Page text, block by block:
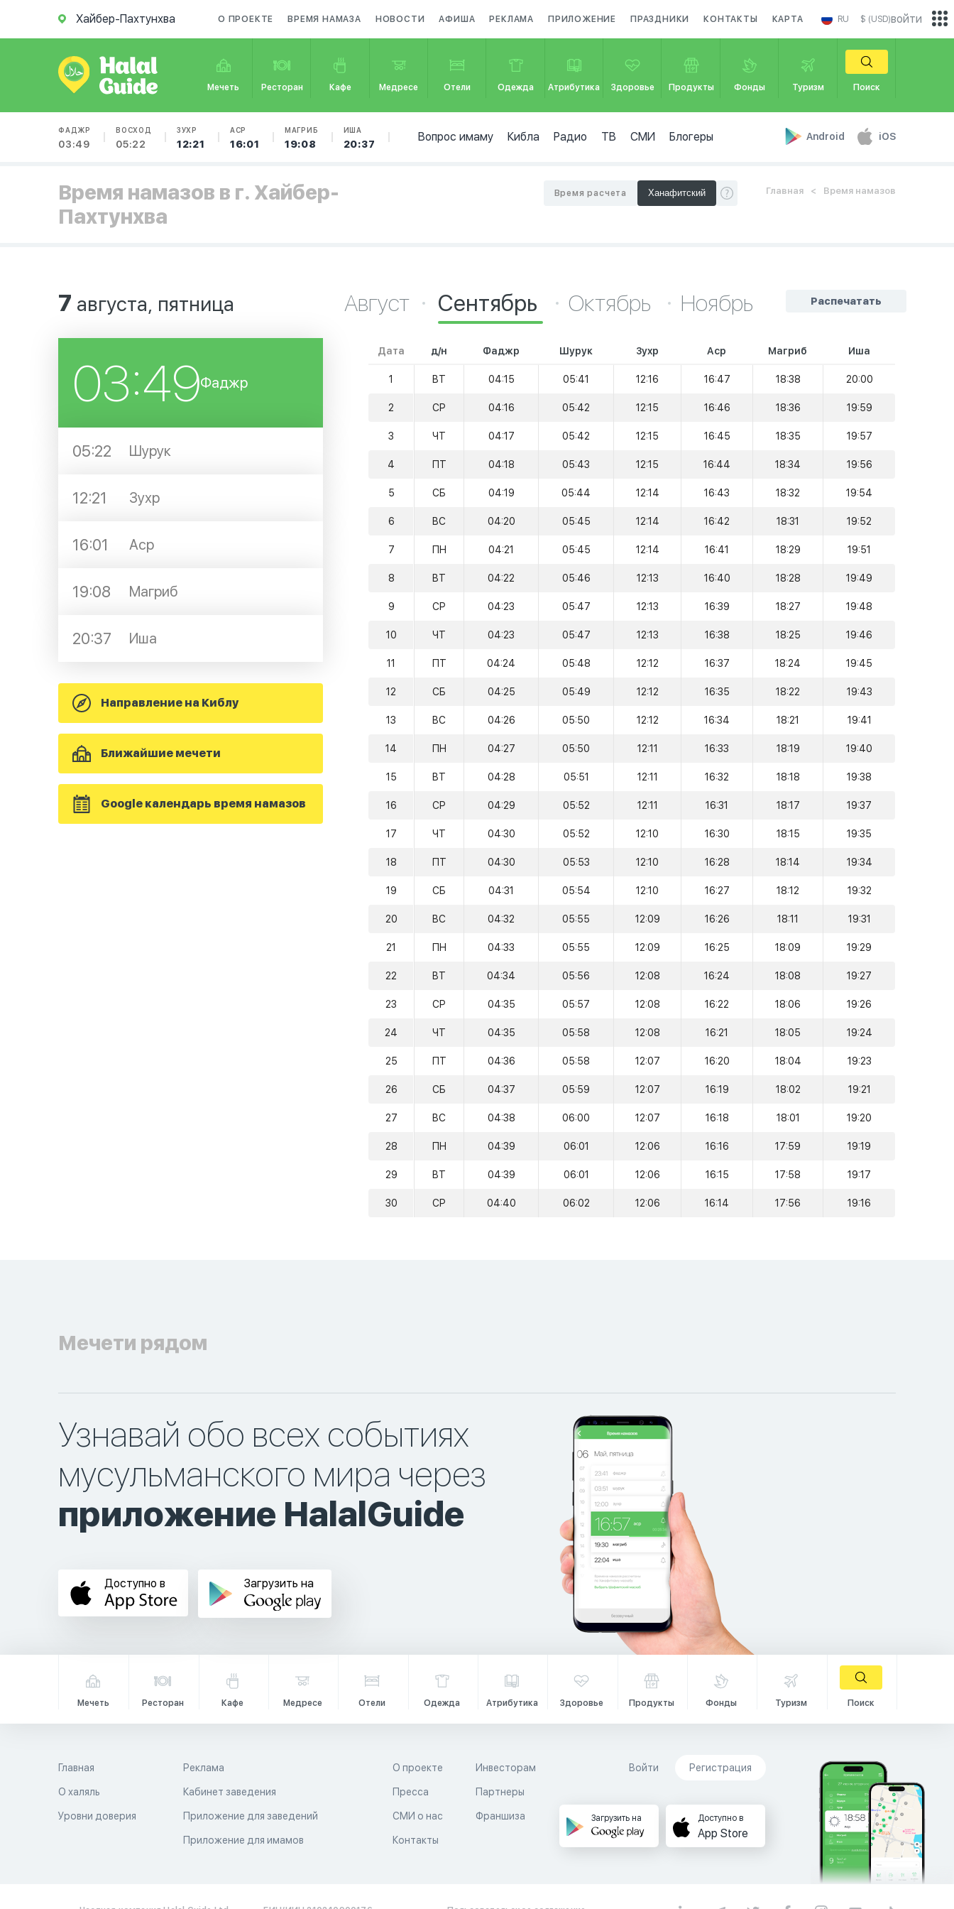
Хайбер-Пахтунхва О ПРОЕКТЕ ВРЕМЯ НАМАЗА НОВОСТИ АФИША РЕКЛАМА ПРИЛОЖЕНИЕ ПРАЗДНИКИ КОНТАКТЫ КАРТА RU $ (USD)
Мечеть Ресторан Кафе Медресе Отели Одежда Атрибутика Здоровье Продукты Фонды Туризм Поиск
ФАДЖР
03:49
ВОСХОД
05:22
ЗУХР
12:21
АСР
16:01
МАГРИБ
19:08
ИША
20:37
Вопрос имаму Кибла Радио ТВ СМИ Блогеры Android iOS
войти
Время намазов в г. Хайбер-
Пахтунхва
Главная Время намазов
Время расчета
7 августа, пятница
03:49Фаджр
05:22 Шурук
12:21 Зухр
16:01 Аср
19:08 Магриб
20:37 Иша
Направление на Киблу
Ближайшие мечети
Google календарь время намазов
Распечатать
Август Сентябрь Октябрь Ноябрь
Дата д/н Фаджр Шурук Зухр Аср Магриб Иша
1 ВТ 04:15 05:41 12:16 16:47 18:38 20:00
2 СР 04:16 05:42 12:15 16:46 18:36 19:59
3 ЧТ 04:17 05:42 12:15 16:45 18:35 19:57
4 ПТ 04:18 05:43 12:15 16:44 18:34 19:56
5 СБ 04:19 05:44 12:14 16:43 18:32 19:54
6 ВС 04:20 05:45 12:14 16:42 18:31 19:52
7 ПН 04:21 05:45 12:14 16:41 18:29 19:51
8 ВТ 04:22 05:46 12:13 16:40 18:28 19:49
9 СР 04:23 05:47 12:13 16:39 18:27 19:48
10 ЧТ 04:23 05:47 12:13 16:38 18:25 19:46
11 ПТ 04:24 05:48 12:12 16:37 18:24 19:45
12 СБ 04:25 05:49 12:12 16:35 18:22 19:43
13 ВС 04:26 05:50 12:12 16:34 18:21 19:41
14 ПН 04:27 05:50 12:11 16:33 18:19 19:40
15 ВТ 04:28 05:51 12:11 16:32 18:18 19:38
16 СР 04:29 05:52 12:11 16:31 18:17 19:37
17 ЧТ 04:30 05:52 12:10 16:30 18:15 19:35
18 ПТ 04:30 05:53 12:10 16:28 18:14 19:34
19 СБ 04:31 05:54 12:10 16:27 18:12 19:32
20 ВС 04:32 05:55 12:09 16:26 18:11 19:31
21 ПН 04:33 05:55 12:09 16:25 18:09 19:29
22 ВТ 04:34 05:56 12:08 16:24 18:08 19:27
23 СР 04:35 05:57 12:08 16:22 18:06 19:26
24 ЧТ 04:35 05:58 12:08 16:21 18:05 19:24
25 ПТ 04:36 05:58 12:07 16:20 18:04 19:23
26 СБ 04:37 05:59 12:07 16:19 18:02 19:21
27 ВС 04:38 06:00 12:07 16:18 18:01 19:20
28 ПН 04:39 06:01 12:06 16:16 17:59 19:19
29 ВТ 04:39 06:01 12:06 16:15 17:58 19:17
30 СР 04:40 06:02 12:06 16:14 17:56 19:16
Мечети рядом
Узнавай обо всех событиях
мусульманского мира через
приложение HalalGuide
Доступно в Загрузить на
Мечеть Ресторан Кафе Медресе Отели Одежда Атрибутика Здоровье Продукты Фонды Туризм Поиск
Главная
О халяль
Уровни доверия
Реклама
Кабинет заведения
Приложение для заведений
Приложение для имамов
О проекте
Пресса
СМИ о нас
Контакты
Инвесторам
Партнеры
Франшиза
Войти Регистрация
Загрузить на Доступно в
App Store